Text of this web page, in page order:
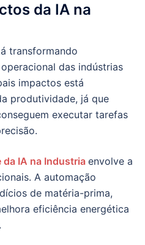
da IA na
transformando
das indústrias
impactos está
produtividade, já que
executar tarefas
IA na Industria envolve a
A automação
de matéria-prima,
eficiência energética